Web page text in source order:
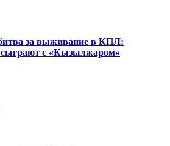
за выживание в КПЛ:
с «Кызылжаром»